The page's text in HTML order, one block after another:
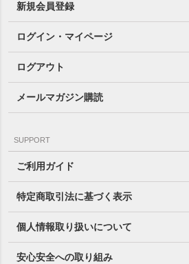
新規会員登録
ログイン・マイページ
ログアウト
メールマガジン購読
SUPPORT
ご利用ガイド
特定商取引法に基づく表示
個人情報取り扱いについて
安心安全への取り組み